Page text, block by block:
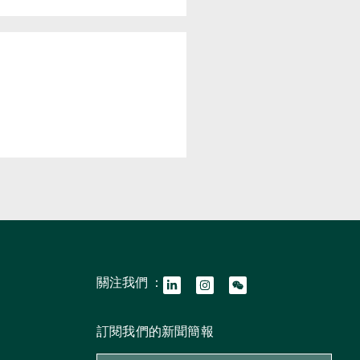
關注我們 ：
訂閱我們的新聞簡報